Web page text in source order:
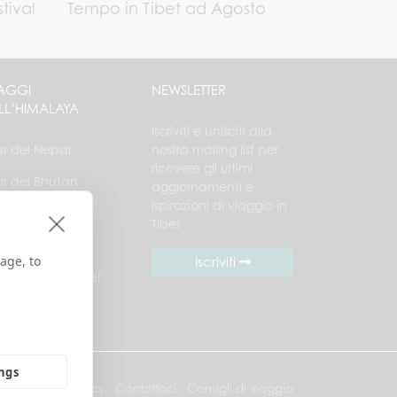
to
Tempo in Tibet ad Agosto
del Bhutan
Nepal Tibet
NEWSLETTER
Iscriviti